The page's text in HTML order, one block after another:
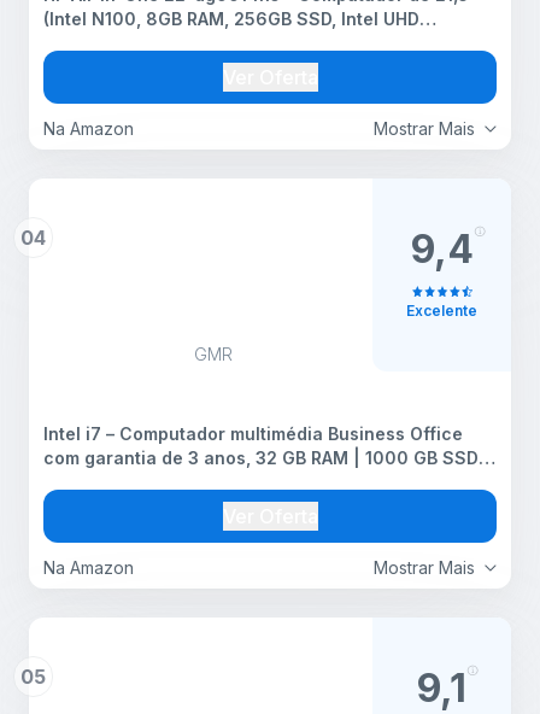
Mostrar Mais
Na Amazon
(Intel N100, 8GB RAM, 256GB SSD, Intel UHD
Português
04
GMR
Mostrar Mais
Na Amazon
Intel i7 – Computador multimédia Business Office
com garantia de 3 anos, 32 GB RAM | 1000 GB SSD |
Bluetooth 5
9,4
Excelente
05 9,1